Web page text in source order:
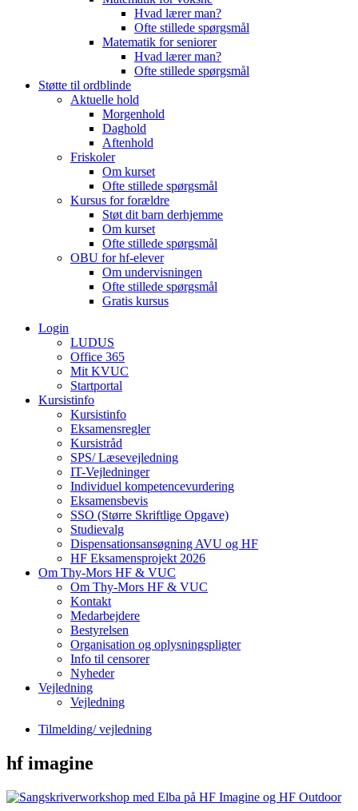
Hvad lærer man?
Ofte stillede spørgsmål
Matematik for seniorer
Hvad lærer man?
Ofte stillede spørgsmål
Støtte til ordblinde
Aktuelle hold
Morgenhold
Daghold
Aftenhold
Friskoler
Om kurset
Ofte stillede spørgsmål
Kursus for forældre
Støt dit barn derhjemme
Om kurset
Ofte stillede spørgsmål
OBU for hf-elever
Om undervisningen
Ofte stillede spørgsmål
Gratis kursus
Login
LUDUS
Office 365
Mit KVUC
Startportal
Kursistinfo
Kursistinfo
Eksamensregler
Kursistråd
SPS/ Læsevejledning
IT-Vejledninger
Individuel kompetencevurdering
Eksamensbevis
SSO (Større Skriftlige Opgave)
Studievalg
Dispensationsansøgning AVU og HF
HF Eksamensprojekt 2026
Om Thy-Mors HF & VUC
Om Thy-Mors HF & VUC
Kontakt
Medarbejdere
Bestyrelsen
Organisation og oplysningspligter
Info til censorer
Nyheder
Vejledning
Vejledning
Tilmelding/ vejledning
hf imagine